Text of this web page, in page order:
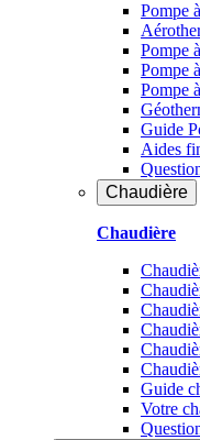
Pompe
Pompe
Pompe
Pompe
Guide
Aides
Chaudière
Chaudière
Guide
Votre